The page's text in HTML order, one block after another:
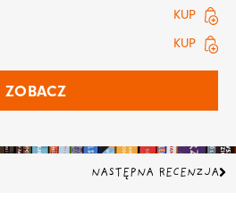
KUP
KUP
ZOBACZ
NASTĘPNA RECENZJA